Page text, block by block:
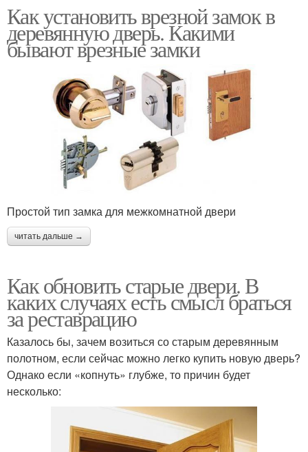
Как установить врезной замок в
деревянную дверь. Какими
бывают врезные замки
Простой тип замка для межкомнатной двери
читать дальше →
Как обновить старые двери. В
каких случаях есть смысл браться
за реставрацию
Казалось бы, зачем возиться со старым деревянным
полотном, если сейчас можно легко купить новую дверь?
Однако если «копнуть» глубже, то причин будет
несколько: